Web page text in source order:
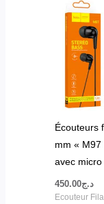
Écouteurs
mm « M97
avec micro
د.ج450.00
Ecouteur